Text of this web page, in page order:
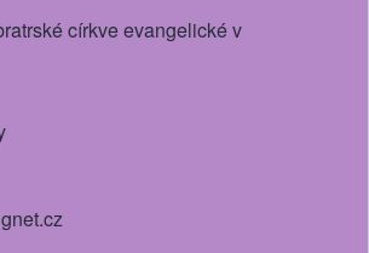
er církve evangelické v